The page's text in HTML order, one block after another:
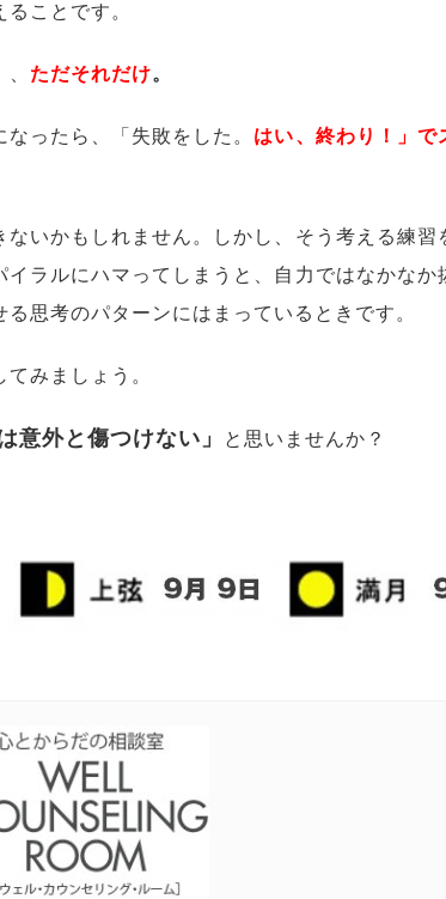
ことです。
ただそれだけ。
ったら、「失敗をした。 はい、終わり！」で
いかもしれません。しかし、そう考える練
イラルにハマってしまうと、自力ではなかな
思考のパターンにはまっているときです。
みましょう。
意外と傷つけない」 と思いませんか？